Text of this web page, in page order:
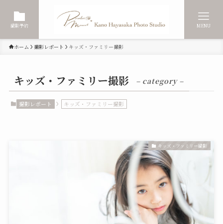
撮影予約 MENU
ホーム 撮影レポート キッズ・ファミリー撮影
キッズ・ファミリー撮影 – category –
撮影レポート キッズ・ファミリー撮影
キッズ・ファミリー撮影